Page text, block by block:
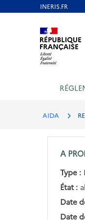
Aller au contenu
AIDA
A
Type :
État :
Date
Date